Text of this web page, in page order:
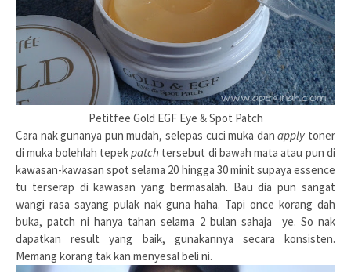
Petitfee Gold EGF Eye & Spot Patch
Cara nak gunanya pun mudah, selepas cuci muka danapply toner
di muka bolehlah tepekpatch tersebut di bawah mata atau pun di
kawasan-kawasan spot selama 20 hingga 30 minit supaya essence
tu terserap di kawasan yang bermasalah. Bau dia pun sangat
wangi rasa sayang pulak nak guna haha. Tapi once korang dah
buka, patch ni hanya tahan selama 2 bulan sahaja ye. So nak
dapatkan result yang baik, gunakannya secara konsisten.
Memang korang tak kan menyesal beli ni.